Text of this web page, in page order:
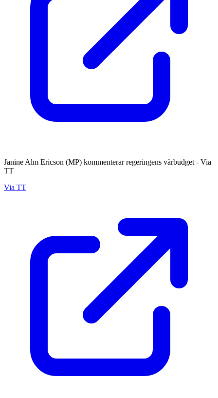
Janine Alm Ericson (MP) kommenterar regeringens vårbudget - Via
TT
Via TT